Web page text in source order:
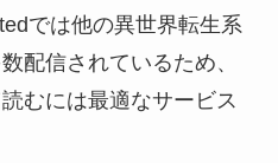
では他の異世界転生系
配信されているため、
むには最適なサービス